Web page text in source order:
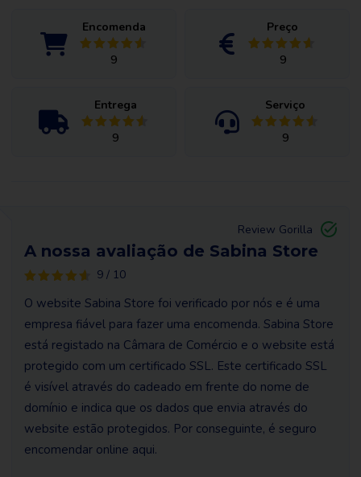
Encomenda
9
Preço
9
Entrega
9
Serviço
9
A nossa avaliação de Sabina Store
9 / 10
Review Gorilla
O website Sabina Store foi verificado por nós e é uma
empresa fiável para fazer uma encomenda. Sabina Store
está registado na Câmara de Comércio e o website está
protegido com um certificado SSL. Este certificado SSL
é visível através do cadeado em frente do nome de
domínio e indica que os dados que envia através do
website estão protegidos. Por conseguinte, é seguro
encomendar online aqui.